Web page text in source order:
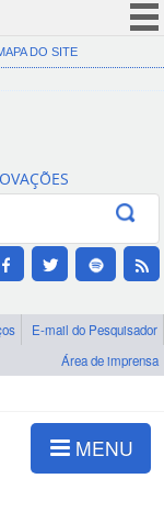
(COVID-19)
Canais
DO SITE
E-mail do Pesquisador
Área de imprensa
MENU